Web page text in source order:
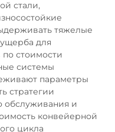
стали,
тяжелые
для
стоимости
системы
параметры
стратегии
обслуживания и
конвейерной
цикла